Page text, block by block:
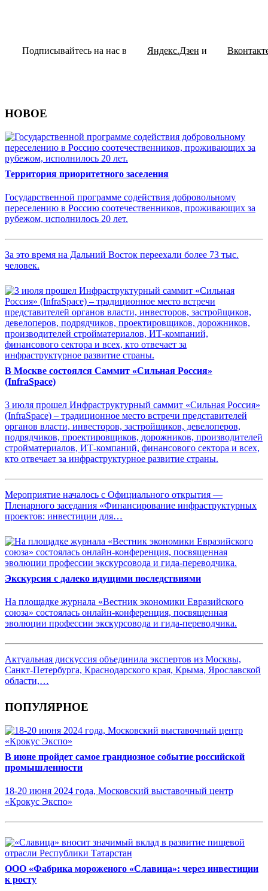
Подписывайтесь на нас в Яндекс.Дзен и
НОВОЕ
Территория приоритетного заселения
Государственной программе содействия добровольному
переселению в Россию соотечественников, проживающих за
рубежом, исполнилось 20 лет.
За это время на Дальний Восток переехали более 73 тыс.
человек.
В Москве состоялся Саммит «Сильная Россия»
(InfraSpace)
3 июля прошел Инфраструктурный саммит «Сильная Россия»
(InfraSpace) – традиционное место встречи представителей
органов власти, инвесторов, застройщиков, девелоперов,
подрядчиков, проектировщиков, дорожников, производителей
стройматериалов, ИТ-компаний, финансового сектора и всех,
кто отвечает за инфраструктурное развитие страны.
Мероприятие началось с Официального открытия —
Пленарного заседания «Финансирование инфраструктурных
проектов: инвестиции для…
Экскурсия с далеко идущими последствиями
На площадке журнала «Вестник экономики Евразийского
союза» состоялась онлайн-конференция, посвященная
эволюции профессии экскурсовода и гида-переводчика.
Актуальная дискуссия объединила экспертов из Москвы,
Санкт-Петербурга, Краснодарского края, Крыма, Ярославской
области,…
ПОПУЛЯРНОЕ
В июне пройдет самое грандиозное событие российской
промышленности
18-20 июня 2024 года, Московский выставочный центр
«Крокус Экспо»
ООО «Фабрика мороженого «Славица»: через инвестиции
к росту